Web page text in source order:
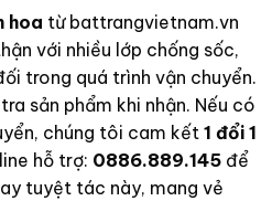
hoa từ battrangvietnam.vn
với nhiều lớp chống sốc,
trong quá trình vận chuyển.
sản phẩm khi nhận. Nếu có
chúng tôi cam kết 1 đổi 1
hỗ trợ: 0886.889.145để
tuyệt tác này, mang vẻ